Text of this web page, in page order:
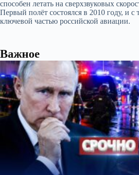
способен летать на сверхзвуковых
Первый полёт состоялся в 2010 году, и с
ключевой частью российской авиации.
Важное